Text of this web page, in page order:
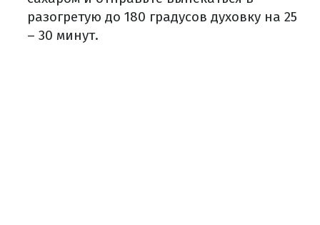
разогретую до 180 градусов духовку на 25
– 30 минут.